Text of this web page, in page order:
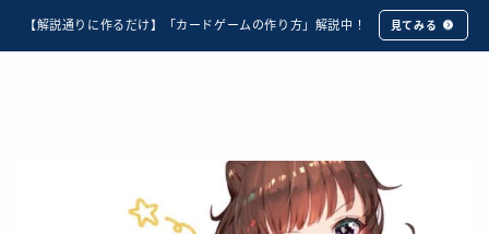
【解説通りに作るだけ】「カードゲームの作り方」解説中！ 見てみる